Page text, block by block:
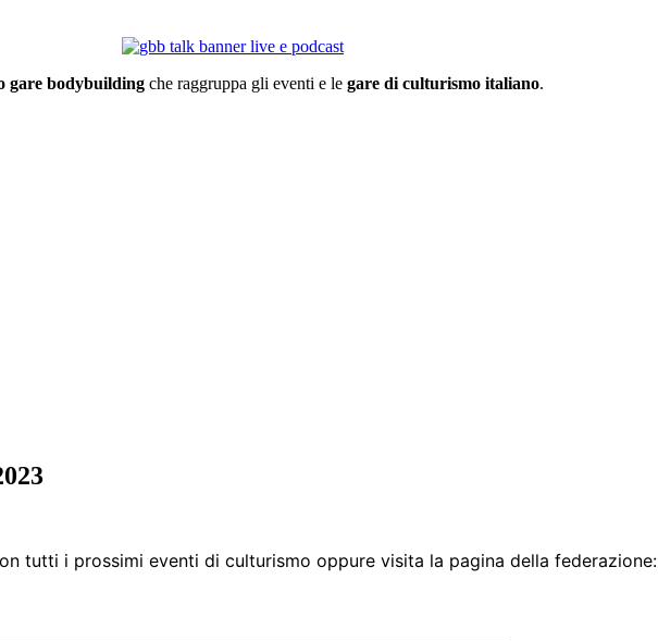
gare bodybuildingche raggruppa gli eventi e legare di culturismo italiano.
tutti i prossimi eventi di culturismo oppure visita la pagina della federazione: